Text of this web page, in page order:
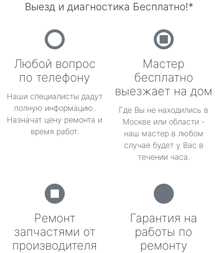
Выезд и диагностика Бесплатно!*
Любой вопрос
по телефону
Наши специалисты дадут
полную информацию.
Назначат цену ремонта и
время работ.
Мастер
бесплатно
выезжает на дом
Где Вы не находились в
Москве или области -
наш мастер в любом
случае будет у Вас в
течении часа.
Ремонт
запчастями от
производителя
Гарантия на
работы по
ремонту